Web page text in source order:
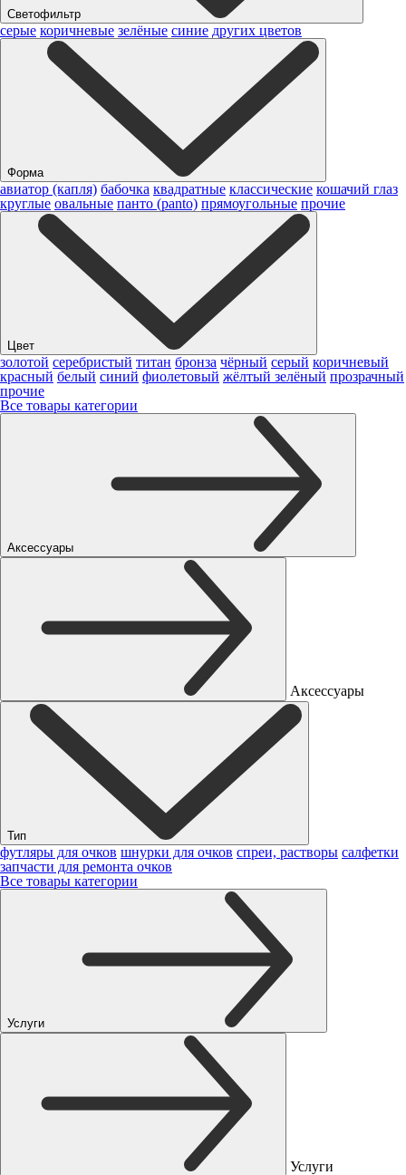
Светофильтр
серые коричневые зелёные синие других цветов
Форма
авиатор (капля) бабочка квадратные классические кошачий глаз
круглые овальные панто (panto) прямоугольные прочие
Цвет
золотой серебристый титан бронза чёрный серый коричневый
красный белый синий фиолетовый жёлтый зелёный прозрачный
прочие
Все товары категории
Аксессуары
Аксессуары
Тип
футляры для очков шнурки для очков спреи, растворы салфетки
запчасти для ремонта очков
Все товары категории
Услуги
Услуги